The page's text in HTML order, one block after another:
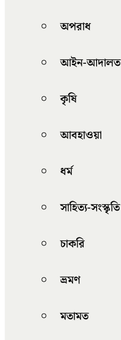
অপরাধ
আইন-আদালত
কৃষি
আবহাওয়া
ধর্ম
সাহিত্য-সংস্কৃতি
চাকরি
ভ্রমণ
মতামত